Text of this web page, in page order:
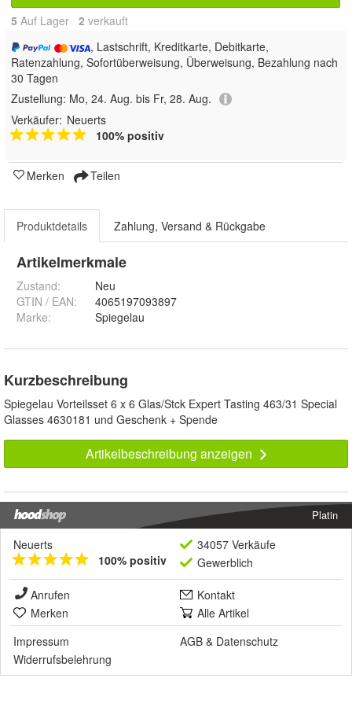
5 Auf Lager 2 verkauft
, Lastschrift, Kreditkarte, Debitkarte,
Ratenzahlung, Sofortüberweisung, Überweisung, Bezahlung nach
30 Tagen
Zustellung: Mo, 24. Aug. bis Fr, 28. Aug.
Verkäufer: Neuerts
100% positiv
Merken Teilen
Produktdetails Zahlung, Versand & Rückgabe
Artikelmerkmale
Zustand:
Neu
GTIN / EAN:
4065197093897
Marke:
Spiegelau
Kurzbeschreibung
Spiegelau Vorteilsset 6 x 6 Glas/Stck Expert Tasting 463/31 Special
Glasses 4630181 und Geschenk + Spende
Artikelbeschreibung anzeigen
Platin
Neuerts
100% positiv
34057 Verkäufe
Gewerblich
Anrufen
Kontakt
Merken
Alle Artikel
Impressum
AGB & Datenschutz
Widerrufsbelehrung